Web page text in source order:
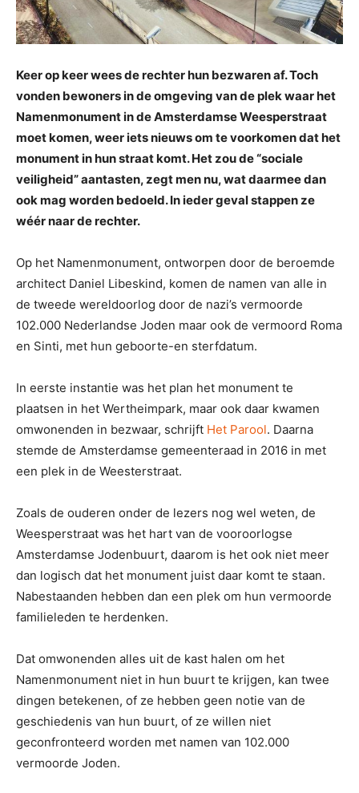
Keer op keer wees de rechter hun bezwaren af. Toch
vonden bewoners in de omgeving van de plek waar het
Namenmonument in de Amsterdamse Weesperstraat
moet komen, weer iets nieuws om te voorkomen dat het
monument in hun straat komt. Het zou de “sociale
veiligheid” aantasten, zegt men nu, wat daarmee dan
ook mag worden bedoeld. In ieder geval stappen ze
wéér naar de rechter.
Op het Namenmonument, ontworpen door de beroemde
architect Daniel Libeskind, komen de namen van alle in
de tweede wereldoorlog door de nazi’s vermoorde
102.000 Nederlandse Joden maar ook de vermoord Roma
en Sinti, met hun geboorte-en sterfdatum.
In eerste instantie was het plan het monument te
plaatsen in het Wertheimpark, maar ook daar kwamen
omwonenden in bezwaar, schrijft Het Parool. Daarna
stemde de Amsterdamse gemeenteraad in 2016 in met
een plek in de Weesterstraat.
Zoals de ouderen onder de lezers nog wel weten, de
Weesperstraat was het hart van de vooroorlogse
Amsterdamse Jodenbuurt, daarom is het ook niet meer
dan logisch dat het monument juist daar komt te staan.
Nabestaanden hebben dan een plek om hun vermoorde
familieleden te herdenken.
Dat omwonenden alles uit de kast halen om het
Namenmonument niet in hun buurt te krijgen, kan twee
dingen betekenen, of ze hebben geen notie van de
geschiedenis van hun buurt, of ze willen niet
geconfronteerd worden met namen van 102.000
vermoorde Joden.